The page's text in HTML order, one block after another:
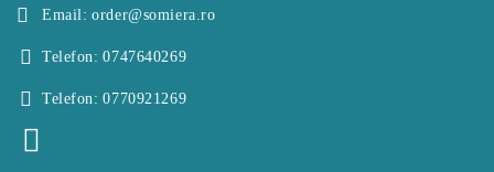
Email: order@somiera.ro
Telefon: 0747640269
Telefon: 0770921269